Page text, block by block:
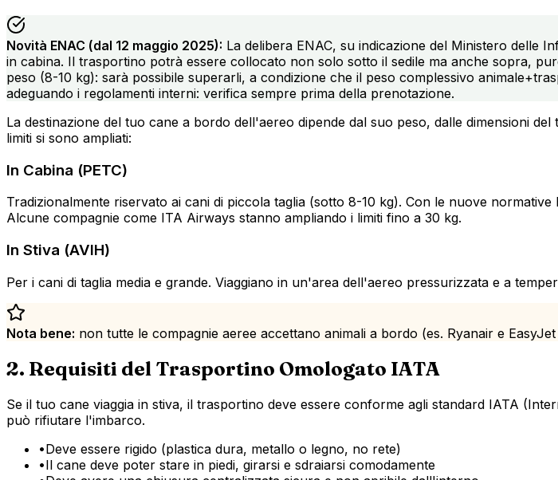
Novità ENAC (dal 12 maggio 2025): La delibera ENAC, su indicazione del Ministero delle
in cabina. Il trasportino potrà essere collocato non solo sotto il sedile ma anche sopra,
peso (8-10 kg): sarà possibile superarli, a condizione che il peso complessivo
adeguando i regolamenti interni: verifica sempre prima della prenotazione.
La destinazione del tuo cane a bordo dell'aereo dipende dal suo peso, dalle dimensioni
limiti si sono ampliati:
In Cabina (PETC)
Tradizionalmente riservato ai cani di piccola taglia (sotto 8-10 kg). Con le nuove
Alcune compagnie come ITA Airways stanno ampliando i limiti fino a 30 kg.
In Stiva (AVIH)
Per i cani di taglia media e grande. Viaggiano in un'area dell'aereo pressurizzata e a
Nota bene: non tutte le compagnie aeree accettano animali a bordo (es. Ryanair e
2. Requisiti del Trasportino Omologato IATA
Se il tuo cane viaggia in stiva, il trasportino deve essere conforme agli standard IATA
può rifiutare l'imbarco.
•Deve essere rigido (plastica dura, metallo o legno, no rete)
•Il cane deve poter stare in piedi, girarsi e sdraiarsi comodamente